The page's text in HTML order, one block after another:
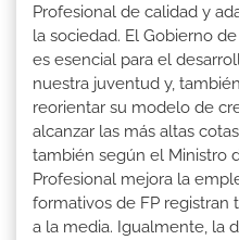
Profesional de calidad y
la sociedad. El Gobierno
es esencial para el
nuestra juventud y,
reorientar su modelo de
alcanzar las más altas
también según el Ministro
Profesional mejora la
formativos de FP registran
a la media. Igualmente, la